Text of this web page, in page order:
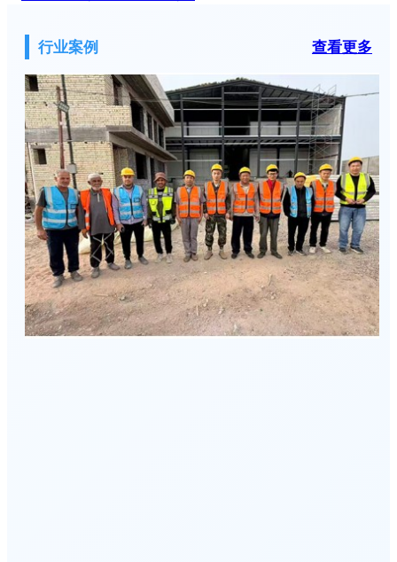
行业案例 查看更多